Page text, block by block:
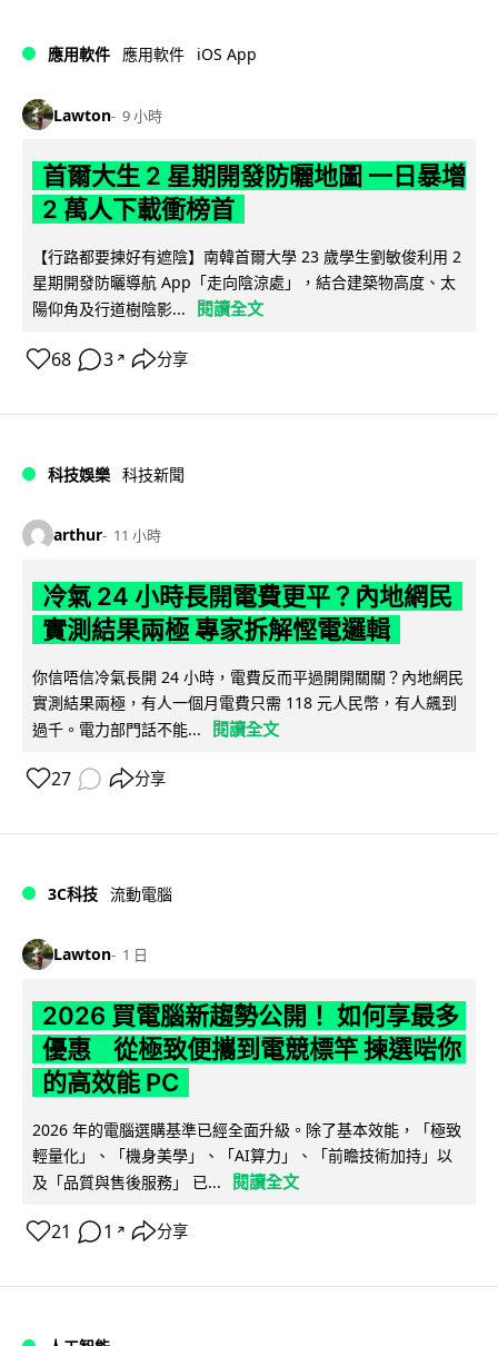
應用軟件 應用軟件 iOS App
Lawton 9 小時
首爾大生 2 星期開發防曬地圖 一日暴增
2 萬人下載衝榜首
【行路都要揀好有遮陰】南韓首爾大學 23 歲學生劉敏俊利用 2
星期開發防曬導航 App「走向陰涼處」，結合建築物高度、太
陽仰角及行道樹陰影...
閱讀全文
68 3 ↗ 分享
科技娛樂 科技新聞
arthur 11 小時
冷氣 24 小時長開電費更平？內地網民
實測結果兩極 專家拆解慳電邏輯
你信唔信冷氣長開 24 小時，電費反而平過開開關關？內地網民
實測結果兩極，有人一個月電費只需 118 元人民幣，有人飆到
過千。電力部門話不能...
閱讀全文
27 分享
3C科技 流動電腦
Lawton 1 日
2026 買電腦新趨勢公開！ 如何享最多
優惠 從極致便攜到電競標竿 揀選啱你
的高效能 PC
2026 年的電腦選購基準已經全面升級。除了基本效能，「極致
輕量化」、「機身美學」、「AI算力」、「前瞻技術加持」以
及「品質與售後服務」 已...
閱讀全文
21 1 ↗ 分享